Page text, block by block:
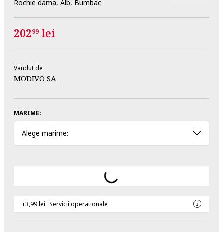
Rochie dama, Alb, Bumbac
20299 lei
Vandut de
MODIVO SA
MARIME:
Alege marime:
+3,99 lei Servicii operationale